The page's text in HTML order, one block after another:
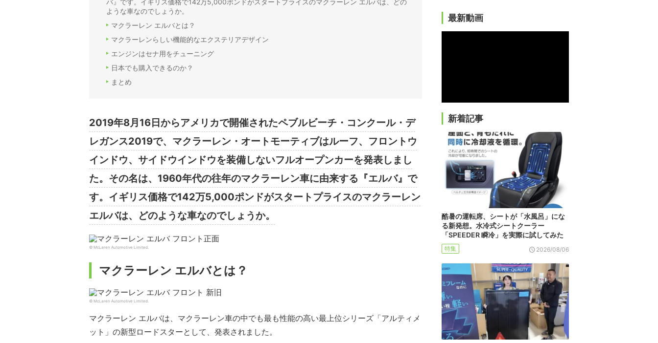
バ』です。イギリス価格で142万5,000ポンドがスタートプライスのマクラーレン エルバは、どの
ような車なのでしょうか。
マクラーレン エルバとは？
マクラーレンらしい機能的なエクステリアデザイン
エンジンはセナ用をチューニング
日本でも購入できるのか？
まとめ
2019年8月16日からアメリカで開催されたペブルビーチ・コンクール・デ
レガンス2019で、マクラーレン・オートモーティブはルーフ、フロントウ
インドウ、サイドウインドウを装備しないフルオープンカーを発表しまし
た。その名は、1960年代の往年のマクラーレン車に由来する『エルバ』で
す。イギリス価格で142万5,000ポンドがスタートプライスのマクラーレン
エルバは、どのような車なのでしょうか。
© McLaren Automotive Limited.
マクラーレン エルバとは？
© McLaren Automotive Limited.
マクラーレン エルバは、マクラーレン車の中でも最も性能の高い最上位シリーズ「アルティメ
ット」の新型ロードスターとして、発表されました。
最新動画
新着記事
酷暑の運転席、シートが「水風呂」にな
る新発想。水冷式シートクーラー
「SPEEDER 瞬冷」を実際に試してみた
特集 2026/08/06